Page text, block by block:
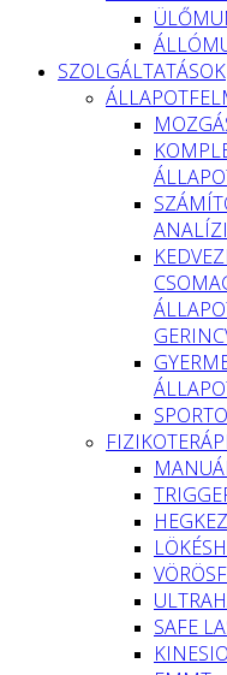
SZOLGÁLTATÁSOK
SAFE